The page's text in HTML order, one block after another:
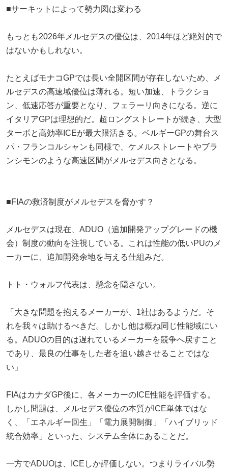
■サーキットによって勢力図は変わる
もっとも2026年メルセデスの優位は、2014年ほど絶対的で
はないかもしれない。
たとえばモナコGPでは長い全開区間が存在しないため、メ
ルセデスの高速域優位は薄れる。短い加速、トラクショ
ン、低速応答が重要となり、フェラーリ向きになる。逆に
イタリアGPは理想的だ。超ロングストレートが続き、大型
ターボと高効率ICEが最大限活きる。ベルギーGPの舞台ス
パ・フランコルシャンも同様で、ケメルストレートやブラ
ンシモンのような高速区間がメルセデス向きとなる。
■FIAの救済制度がメルセデスを脅かす？
メルセデスは現在、ADUO（追加開発アップグレードの機
会）制度の動向を注視している。これは性能の低いPUのメ
ーカーに、追加開発余地を与える仕組みだ。
トト・ウォルフ代表は、懸念を隠さない。
「大きな問題を抱えるメーカーが、1社はあるようだ。そ
れを我々は助けるべきだ。しかし他は概ね同じ性能域にい
る。ADUOの目的は遅れているメーカーを競争へ戻すこと
であり、最良の仕事をした者を追い越させることではな
い」
FIAはカナダGP後に、各メーカーのICE性能を評価する。
しかし問題は、メルセデス優位の本質がICE単体ではな
く、「エネルギー回生」「電力展開制御」「ハイブリッド
統合効率」といった、システム全体にあることだ。
一方でADUOは、ICEしか評価しない。つまりライバル勢